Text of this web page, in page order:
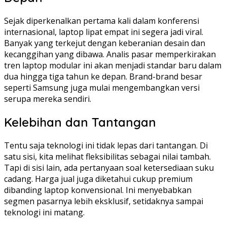
Sejak diperkenalkan pertama kali dalam konferensi
internasional, laptop lipat empat ini segera jadi viral.
Banyak yang terkejut dengan keberanian desain dan
kecanggihan yang dibawa. Analis pasar memperkirakan
tren laptop modular ini akan menjadi standar baru dalam
dua hingga tiga tahun ke depan. Brand-brand besar
seperti Samsung juga mulai mengembangkan versi
serupa mereka sendiri.
Kelebihan dan Tantangan
Tentu saja teknologi ini tidak lepas dari tantangan. Di
satu sisi, kita melihat fleksibilitas sebagai nilai tambah.
Tapi di sisi lain, ada pertanyaan soal ketersediaan suku
cadang. Harga jual juga diketahui cukup premium
dibanding laptop konvensional. Ini menyebabkan
segmen pasarnya lebih eksklusif, setidaknya sampai
teknologi ini matang.